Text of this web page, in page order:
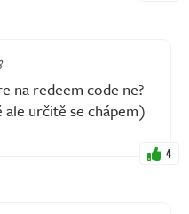
na redeem code ne?
ale určitě se chápem)
4